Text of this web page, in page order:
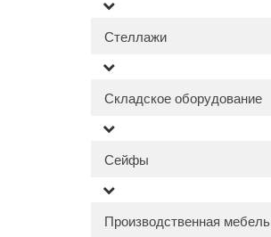
Стеллажи
Складское оборудование
Сейфы
Производственная мебель